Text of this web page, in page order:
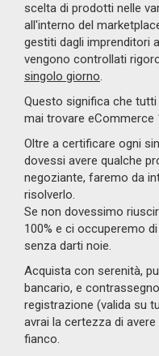
scelta di prodotti nelle
all'interno del
gestiti dagli imprenditori
vengono controllati
singolo giorno.
Questo significa che
mai trovare eCommerce
Oltre a certificare ogni
dovessi avere qualche
negoziante, faremo da
risolverlo.
Se non dovessimo
100% e ci occuperemo
senza darti noie.
Acquista con serenità,
bancario, e
registrazione (valida su
avrai la certezza di
fianco.